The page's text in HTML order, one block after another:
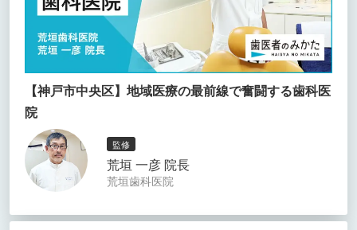
【神戸市中央区】地域医療の最前線で奮闘する歯科医
院
監修
荒垣 一彦 院長
荒垣歯科医院